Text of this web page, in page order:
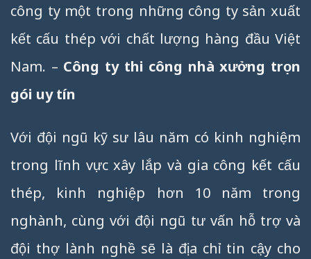
công ty một trong những công ty sản xuất
kết cấu thép với chất lượng hàng đầu Việt
Nam. – Công ty thi công nhà xưởng trọn
gói uy tín
Với đội ngũ kỹ sư lâu năm có kinh nghiệm
trong lĩnh vực xây lắp và gia công kết cấu
thép, kinh nghiệp hơn 10 năm trong
nghành, cùng với đội ngũ tư vấn hỗ trợ và
đội thợ lành nghề sẽ là địa chỉ tin cậy cho